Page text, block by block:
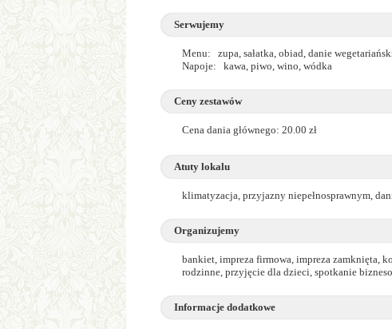
Serwujemy
Menu: zupa, sałatka, obiad, danie
Napoje: kawa, piwo, wino, wódka
Ceny zestawów
Cena dania głównego: 20.00 zł
Atuty lokalu
klimatyzacja, przyjazny niepełnosprawnym,
Organizujemy
bankiet, impreza firmowa, impreza zamknięta,
rodzinne, przyjęcie dla dzieci, spotkanie
Informacje dodatkowe